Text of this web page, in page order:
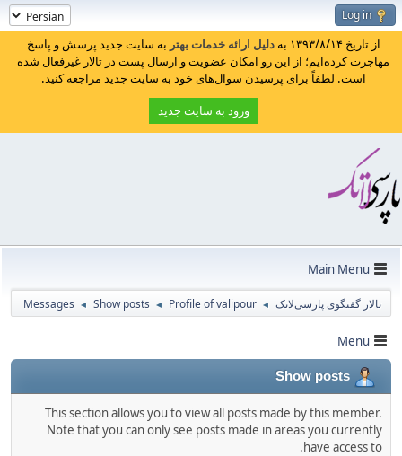
Log in
از تاریخ ۱۳۹۳/۸/۱۴ به دلیل ارائه خدمات بهتر به سایت جدید پرسش و پاسخ
مهاجرت کرده‌ایم؛ از این رو امکان عضویت و ارسال پست در تالار غیرفعال شده
است. لطفاً برای پرسیدن سوال‌های خود به سایت جدید مراجعه کنید.
ورود به سایت جدید
Main Menu
تالار گفتگوی پارسی‌لاتک ◄
Profile of valipour
◄
Show posts
◄
Messages
Menu
Show posts
This section allows you to view all posts made by this member.
Note that you can only see posts made in areas you currently
have access to.